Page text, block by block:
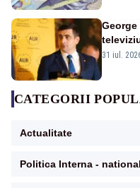
31 iul.
CATEGORII
Actualitate
Politica Interna -